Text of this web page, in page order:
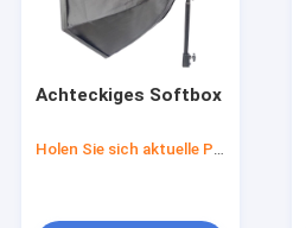
Achteckiges Softbox
Holen Sie sich aktuelle Preis